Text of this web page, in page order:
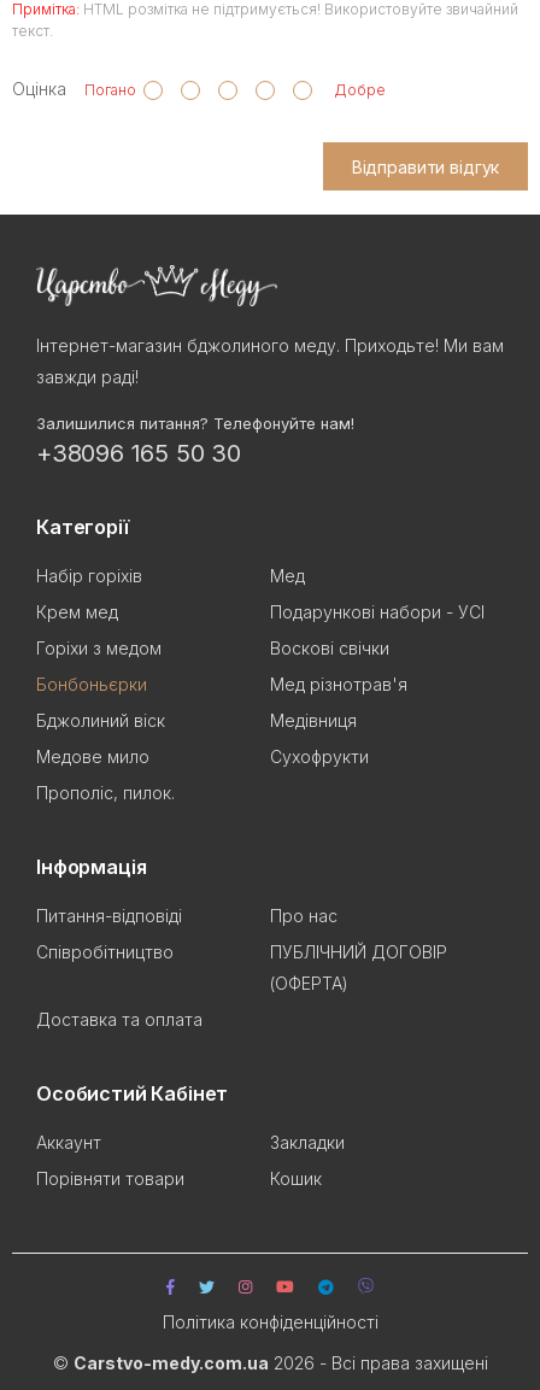
Примітка: HTML розмітка не підтримується! Використовуйте звичайний
текст.
Оцінка Погано Добре
Відправити відгук
Інтернет-магазин бджолиного меду. Приходьте! Ми вам
завжди раді!
Залишилися питання? Телефонуйте нам!
+38096 165 50 30
Категорії
Набір горіхів
Мед
Крем мед
Подарункові набори - УСІ
Горіхи з медом
Воскові свічки
Бонбоньєрки
Мед різнотрав'я
Бджолиний віск
Медівниця
Медове мило
Сухофрукти
Прополіс, пилок.
Інформація
Питання-відповіді
Про нас
Співробітництво
ПУБЛІЧНИЙ ДОГОВІР
(ОФЕРТА)
Доставка та оплата
Особистий Кабінет
Аккаунт
Закладки
Порівняти товари
Кошик
© Carstvo-medy.com.ua 2026 - Всі права захищені
Політика конфіденційності